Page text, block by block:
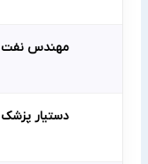
مهندس نفت
دستیار پزشک